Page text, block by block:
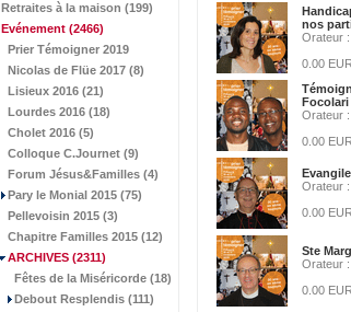
Retraites à la maison (199)
Evénement (2466)
Prier Témoigner 2019
Nicolas de Flüe 2017 (8)
Lisieux 2016 (21)
Lourdes 2016 (18)
Cholet 2016 (5)
Colloque C.Journet (9)
Forum Jésus&Familles (4)
Pary le Monial 2015 (75)
Pellevoisin 2015 (3)
Chapitre Familles 2015 (12)
ARCHIVES (2311)
Fêtes de la Miséricorde (18)
Debout Resplendis (111)
nos
Orateur
0.00
Focolari
Orateur
0.00
Orateur
0.00
Ste
Orateur
0.00